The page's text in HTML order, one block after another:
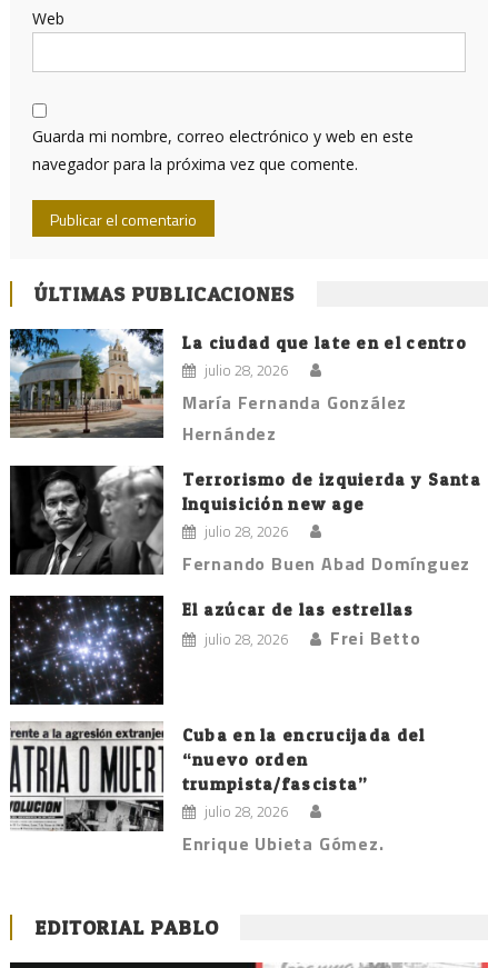
Web
Guarda mi nombre, correo electrónico y web en este
navegador para la próxima vez que comente.
ÚLTIMAS PUBLICACIONES
La ciudad que late en el centro
julio 28, 2026
María Fernanda González
Hernández
Terrorismo de izquierda y Santa
Inquisición new age
julio 28, 2026
Fernando Buen Abad Domínguez
El azúcar de las estrellas
julio 28, 2026 Frei Betto
Cuba en la encrucijada del
“nuevo orden
trumpista/fascista”
julio 28, 2026
Enrique Ubieta Gómez.
EDITORIAL PABLO